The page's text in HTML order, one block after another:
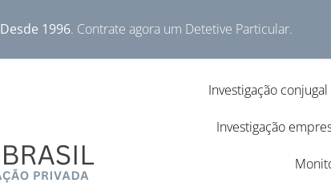
Desde 1996. Contrate agora um Detetive Particular.
Investigação conjugal
Investigação